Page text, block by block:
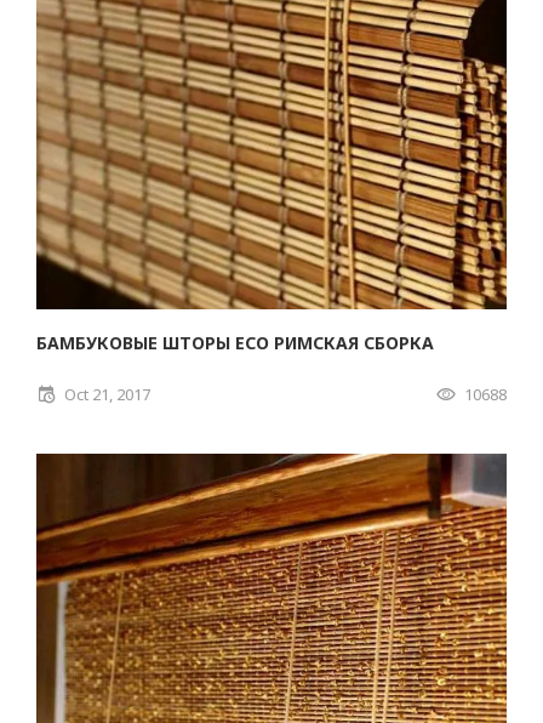
БАМБУКОВЫЕ ШТОРЫ ECO РИМСКАЯ СБОРКА
Oct 21, 2017 10688